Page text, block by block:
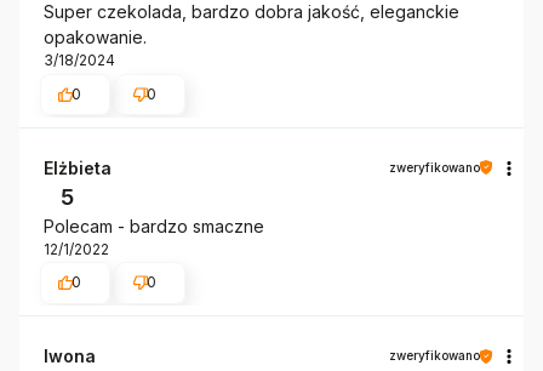
Super czekolada, bardzo dobra jakość, eleganckie
opakowanie.
3/18/2024
0
0
Elżbieta zweryfikowano
5
Polecam - bardzo smaczne
12/1/2022
0
0
Iwona zweryfikowano